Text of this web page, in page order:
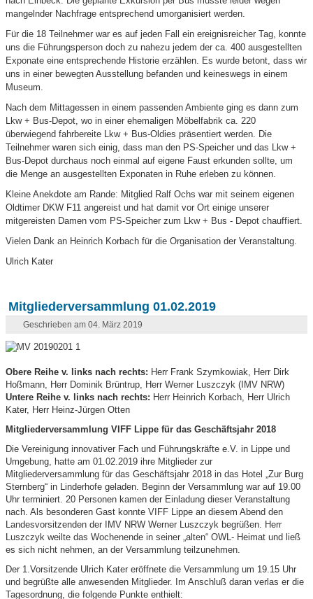
mangelnder Nachfrage entsprechend umorganisiert werden.
Für die 18 Teilnehmer war es auf jeden Fall ein ereignisreicher Tag, konnte
uns die Führungsperson doch zu nahezu jedem der ca. 400 ausgestellten
Exponate eine entsprechende Historie erzählen. Es wurde betont, dass wir
uns in einer bewegten Ausstellung befanden und keineswegs in einem
Museum.
Nach dem Mittagessen in einem passenden Ambiente ging es dann zum
Lkw + Bus-Depot, wo in einer ehemaligen Möbelfabrik ca. 220
überwiegend fahrbereite Lkw + Bus-Oldies präsentiert werden. Die
Teilnehmer waren sich einig, dass man den PS-Speicher und das Lkw +
Bus-Depot durchaus noch einmal auf eigene Faust erkunden sollte, um
die Menge an ausgestellten Exponaten in Ruhe erleben zu können.
Kleine Anekdote am Rande: Mitglied Ralf Ochs war mit seinem eigenen
Oldtimer DKW F11 angereist und hat damit vor Ort einige unserer
mitgereisten Damen vom PS-Speicher zum Lkw + Bus - Depot chauffiert.
Vielen Dank an Heinrich Korbach für die Organisation der Veranstaltung.
Ulrich Kater
Mitgliederversammlung 01.02.2019
Geschrieben am 04. März 2019
Obere Reihe v. links nach rechts: Herr Frank Szymkowiak, Herr Dirk
Hoßmann, Herr Dominik Brüntrup, Herr Werner Luszczyk (IMV NRW)
Untere Reihe v. links nach rechts: Herr Heinrich Korbach, Herr Ulrich
Kater, Herr Heinz-Jürgen Otten
Mitgliederversammlung VIFF Lippe für das Geschäftsjahr 2018
Die Vereinigung innovativer Fach und Führungskräfte e.V. in Lippe und
Umgebung, hatte am 01.02.2019 ihre Mitglieder zur
Mitgliederversammlung für das Geschäftsjahr 2018 in das Hotel „Zur Burg
Sternberg“ in Linderhofe geladen. Beginn der Versammlung war auf 19.00
Uhr terminiert. 20 Personen kamen der Einladung dieser Veranstaltung
nach. Als besonderen Gast konnte VIFF Lippe an diesem Abend den
Landesvorsitzenden der IMV NRW Werner Luszczyk begrüßen. Herr
Luszczyk weilte das Wochenende in seiner „alten“ OWL- Heimat und ließ
es sich nicht nehmen, an der Versammlung teilzunehmen.
Der 1.Vorsitzende Ulrich Kater eröffnete die Versammlung um 19.15 Uhr
und begrüßte alle anwesenden Mitglieder. Im Anschluß daran verlas er die
Tagesordnung, die folgende Punkte enthielt: